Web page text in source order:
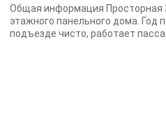
Общая информация Просторная
этажного панельного дома. Год
подъезде чисто, работает